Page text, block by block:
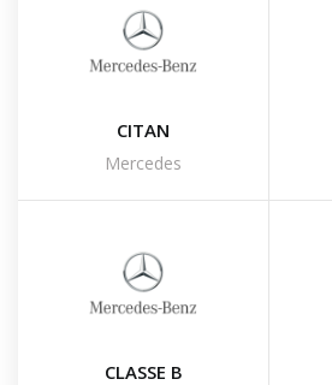
CITAN
Mercedes
CLASSE B